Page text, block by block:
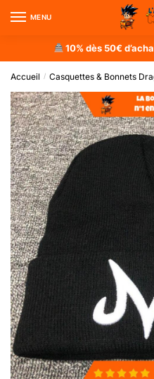
MENU
10% dès 50€
Accueil / Casquettes & Bonnets